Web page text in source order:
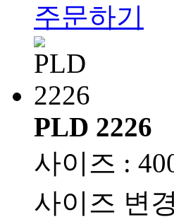
주문하기
PLD 2226
사이즈 :
사이즈 변